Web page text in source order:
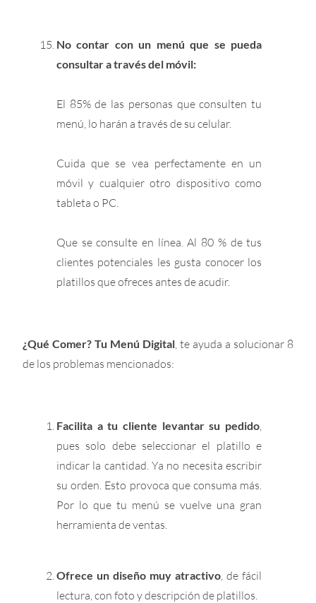
No contar con un menú que se pueda
consultar a través del móvil:
El 85% de las personas que consulten tu
menú, lo harán a través de su celular.
Cuida que se vea perfectamente en un
móvil y cualquier otro dispositivo como
tableta o PC.
Que se consulte en línea. Al 80 % de tus
clientes potenciales les gusta conocer los
platillos que ofreces antes de acudir.
¿Qué Comer? Tu Menú Digital, te ayuda a solucionar 8
de los problemas mencionados:
Facilita a tu cliente levantar su pedido,
pues solo debe seleccionar el platillo e
indicar la cantidad. Ya no necesita escribir
su orden. Esto provoca que consuma más.
Por lo que tu menú se vuelve una gran
herramienta de ventas.
Ofrece un diseño muy atractivo, de fácil
lectura, con foto y descripción de platillos.